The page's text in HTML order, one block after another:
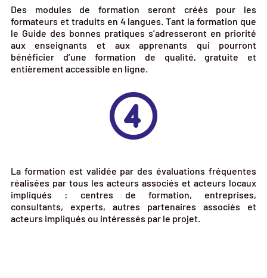
Des modules de formation seront créés pour les
formateurs et traduits en 4 langues. Tant la formation que
le Guide des bonnes pratiques s’adresseront en priorité
aux enseignants et aux apprenants qui pourront
bénéficier d’une formation de qualité, gratuite et
entièrement accessible en ligne.
La formation est validée par des évaluations fréquentes
réalisées par tous les acteurs associés et acteurs locaux
impliqués : centres de formation, entreprises,
consultants, experts, autres partenaires associés et
acteurs impliqués ou intéressés par le projet.